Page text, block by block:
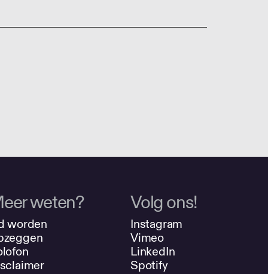
weten?
worden
Volg ons!
Instagram
Vimeo
LinkedIn
Spotify